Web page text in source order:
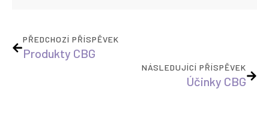
PŘEDCHOZÍ PŘÍSPĚVEK
Produkty CBG
NÁSLEDUJÍCÍ PŘÍSPĚVEK
Účinky CBG